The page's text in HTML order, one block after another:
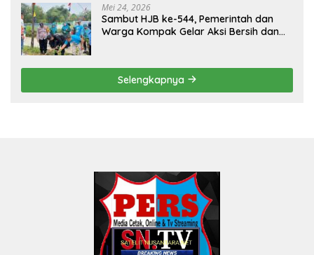
Mei 24, 2026
Sambut HJB ke-544, Pemerintah dan
Warga Kompak Gelar Aksi Bersih dan
Selengkapnya